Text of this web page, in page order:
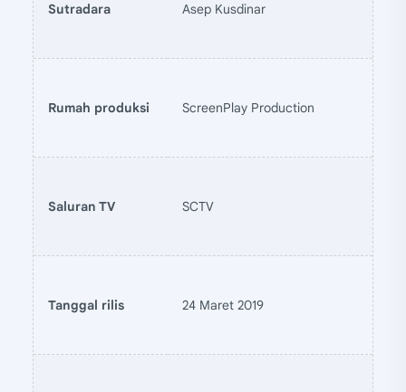
Sutradara Asep Kusdinar
Rumah produksi ScreenPlay Production
Saluran TV SCTV
Tanggal rilis 24 Maret 2019